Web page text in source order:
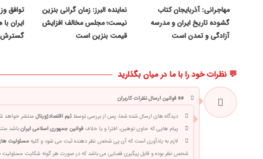
مهاجرانی: آذربایجان کتاب
گشوده تاریخ ایران و مدرسه
آزادگی و تمدن است
نماینده البرز: زمان گرانی بنزین
نیست؛ مجلس مخالف افزایش
قیمت بنزین است
توافق
ایران
گسترش
💬 نظرات خود را با ما در میان بگذارید
📜 قوانین ارسال نظرات کاربران
دیدگاه های ارسال شده شما، پس از بررسی توسط تیم اقتصادژورنال منتشر خواهد
پیام هایی که حاوی توهین، افترا و یا خلاف قوانین جمهوری اسلامی ایرانباشد
لازم به یادآوری است که آی پی شخص نظر دهنده ثبت می شود و کلیه مسئولیت
شخص نظر بوده و قابل پیگیری قضایی می باشد که در صورت هر گونه شکایت